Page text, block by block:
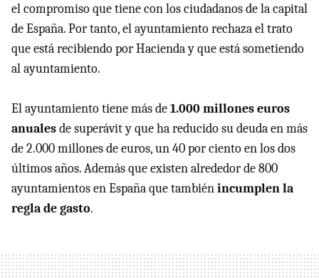
el compromiso que tiene con los ciudadanos de la capital
de España. Por tanto, el ayuntamiento rechaza el trato
que está recibiendo por Hacienda y que está sometiendo
al ayuntamiento.
El ayuntamiento tiene más de1.000 millones euros
anualesde superávit y que ha reducido su deuda en más
de 2.000 millones de euros, un 40 por ciento en los dos
últimos años. Además que existen alrededor de 800
ayuntamientos en España que tambiénincumplen la
regla de gasto.